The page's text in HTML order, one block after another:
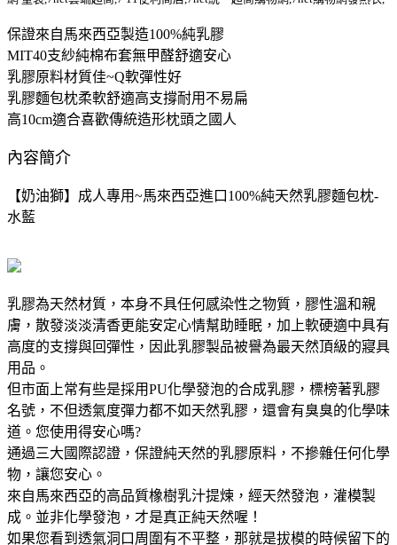
保證來自馬來西亞製造100%純乳膠
MIT40支紗純棉布套無甲醛舒適安心
乳膠原料材質佳~Q軟彈性好
乳膠麵包枕柔軟舒適高支撐耐用不易扁
高10cm適合喜歡傳統造形枕頭之國人
內容簡介
【奶油獅】成人專用~馬來西亞進口100%純天然乳膠麵包枕-
水藍
乳膠為天然材質，本身不具任何感染性之物質，膠性溫和親
膚，散發淡淡清香更能安定心情幫助睡眠，加上軟硬適中具有
高度的支撐與回彈性，因此乳膠製品被譽為最天然頂級的寢具
用品。
但市面上常有些是採用PU化學發泡的合成乳膠，標榜著乳膠
名號，不但透氣度彈力都不如天然乳膠，還會有臭臭的化學味
道。您使用得安心嗎?
通過三大國際認證，保證純天然的乳膠原料，不摻雜任何化學
物，讓您安心。
來自馬來西亞的高品質橡樹乳汁提煉，經天然發泡，灌模製
成。並非化學發泡，才是真正純天然喔！
如果您看到透氣洞口周圍有不平整，那就是拔模的時候留下的